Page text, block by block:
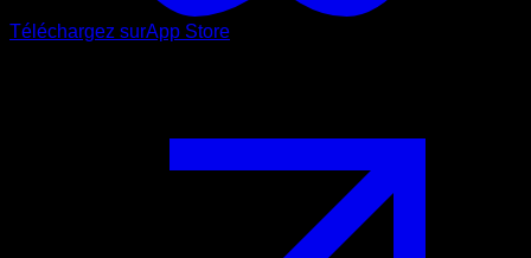
Téléchargez surApp Store